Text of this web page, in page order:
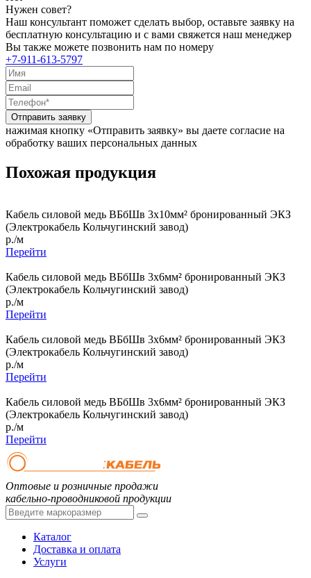
Нужен совет?
Наш консультант поможет сделать выбор, оставьте заявку на
бесплатную консультацию и с вами свяжется наш менеджер
Вы также можете позвонить нам по номеру
+7-911-613-5797
Отправить заявку
нажимая кнопку «Отправить заявку» вы даете согласие на
обработку ваших персональных данных
Похожая продукция
Кабель силовой медь ВБбШв 3x10мм² бронированный ЭКЗ
(Электрокабель Кольчугинский завод)
р./м
Перейти
Кабель силовой медь ВБбШв 3x6мм² бронированный ЭКЗ
(Электрокабель Кольчугинский завод)
р./м
Перейти
Кабель силовой медь ВБбШв 3x6мм² бронированный ЭКЗ
(Электрокабель Кольчугинский завод)
р./м
Перейти
Кабель силовой медь ВБбШв 3x6мм² бронированный ЭКЗ
(Электрокабель Кольчугинский завод)
р./м
Перейти
Оптовые и розничные продажи
кабельно-проводниковой продукции
Каталог
Доставка и оплата
Услуги